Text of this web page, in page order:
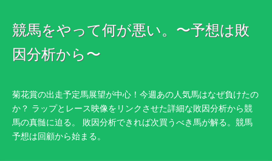
競馬をやって何が悪い。〜予想は敗
因分析から〜
菊花賞の出走予定馬展望が中心！今週あの人気馬はなぜ負けたの
か？ ラップとレース映像をリンクさせた詳細な敗因分析から競
馬の真髄に迫る。 敗因分析できれば次買うべき馬が解る。競馬
予想は回顧から始まる。